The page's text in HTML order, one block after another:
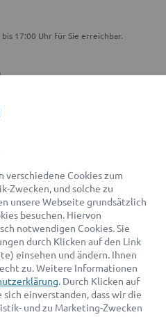
17:00 Uhr für Sie erreichbar.
den passenden Rechtsanwalt finden
verschiedene Cookies zum
Zwecken, und solche zu
unsere Webseite grundsätzlich
besuchen. Hiervon
notwendigen Cookies. Sie
durch Klicken auf den Link
einsehen und ändern. Ihnen
zu. Weitere Informationen
. Durch Klicken auf
einverstanden, dass wir die
und zu Marketing-Zwecken